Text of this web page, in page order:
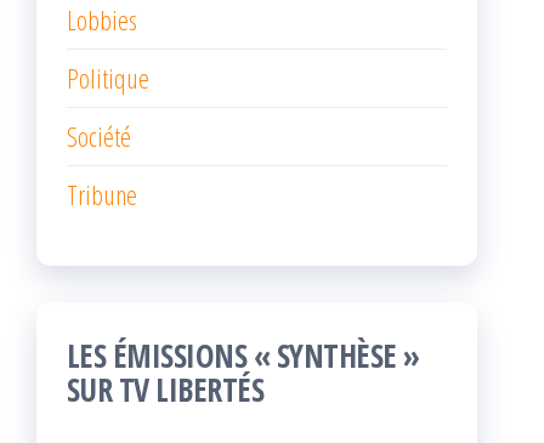
Lobbies
Politique
Société
Tribune
LES ÉMISSIONS « SYNTHÈSE »
SUR TV LIBERTÉS